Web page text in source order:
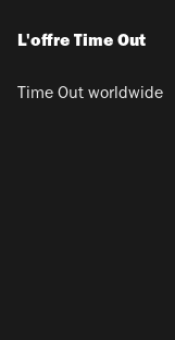
L'offre Time Out
Time Out worldwide